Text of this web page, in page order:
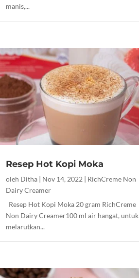
manis,...
Resep Hot Kopi Moka
oleh Ditha | Nov 14, 2022 | RichCreme Non
Dairy Creamer
Resep Hot Kopi Moka 20 gram RichCreme
Non Dairy Creamer100 ml air hangat, untuk
melarutkan...